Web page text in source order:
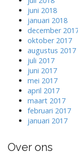
juni 2018
januari 2018
december
oktober 2017
augustus 2017
juli 2017
juni 2017
mei 2017
april 2017
maart 2017
februari 2017
januari 2017
Over ons